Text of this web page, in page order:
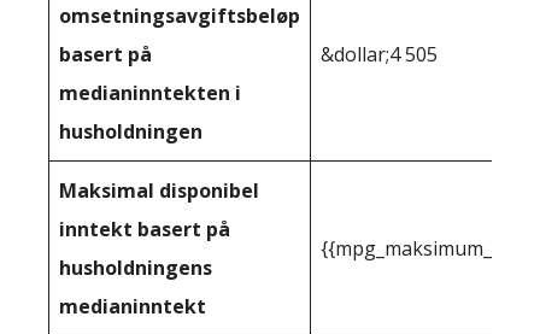
omsetningsavgiftsbeløp
basert på
medianinntekten i
husholdningen
&dollar;4 505
Maksimal disponibel
inntekt basert på
husholdningens
medianinntekt